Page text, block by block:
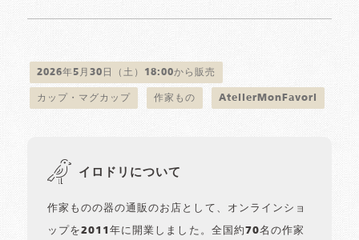
2026年5月30日（土）18:00から販売
カップ・マグカップ 作家もの AtelierMonFavori
イロドリについて
作家ものの器の通販のお店として、オンラインショ
ップを2011年に開業しました。全国約70名の作家